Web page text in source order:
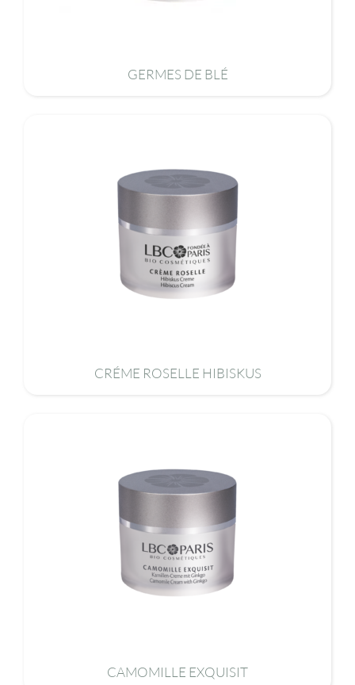
GERMES DE BLÉ
CRÉME ROSELLE HIBISKUS
CAMOMILLE EXQUISIT